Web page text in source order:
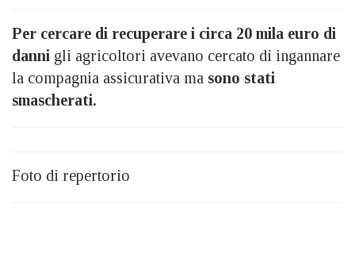
Per cercare di recuperare i circa 20 mila euro di
danni gli agricoltori avevano cercato di ingannare
la compagnia assicurativa ma sono stati
smascherati.
Foto di repertorio